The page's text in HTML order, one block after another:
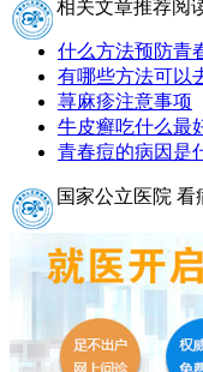
相关文章推荐阅
什么方法预防青
有哪些方法可以
荨麻疹注意事项
牛皮癣吃什么最
青春痘的病因是
国家公立医院 看